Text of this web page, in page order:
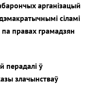
арганізацый
сіламі
па правах грамадзян
перадалі ў
злачынстваў